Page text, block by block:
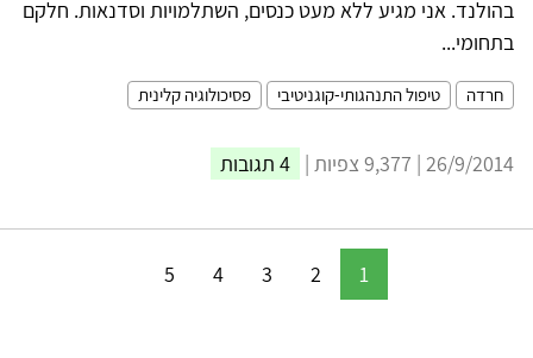
בהולנד. אני מגיע ללא מעט כנסים, השתלמויות וסדנאות. חלקם
בתחומי...
חרדה טיפול התנהגותי-קוגניטיבי פסיכולוגיה קלינית
26/9/2014 | 9,377 צפיות | 4 תגובות
1
2
3
4
5